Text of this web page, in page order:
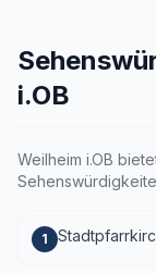
i.OB
Weilheim i.OB
1